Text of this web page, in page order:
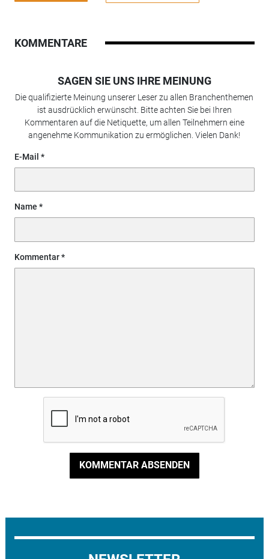
KOMMENTARE
SAGEN SIE UNS IHRE MEINUNG
Die qualifizierte Meinung unserer Leser zu allen Branchenthemen
ist ausdrücklich erwünscht. Bitte achten Sie bei Ihren
Kommentaren auf die Netiquette, um allen Teilnehmern eine
angenehme Kommunikation zu ermöglichen. Vielen Dank!
E-Mail
Name
Kommentar
KOMMENTAR ABSENDEN